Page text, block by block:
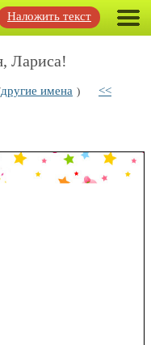
Наложить текст
Лариса!
другие имена )
<<